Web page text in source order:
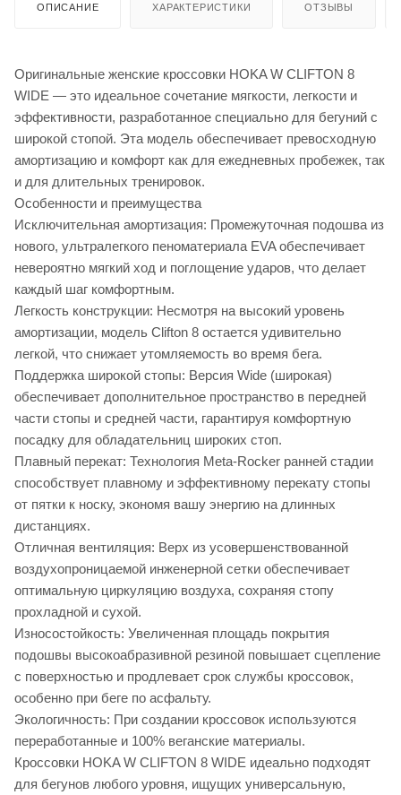
ОПИСАНИЕ ХАРАКТЕРИСТИКИ ОТЗЫВЫ
Оригинальные женские кроссовки HOKA W CLIFTON 8
WIDE — это идеальное сочетание мягкости, легкости и
эффективности, разработанное специально для бегуний с
широкой стопой. Эта модель обеспечивает превосходную
амортизацию и комфорт как для ежедневных пробежек, так
и для длительных тренировок.
Особенности и преимущества
Исключительная амортизация: Промежуточная подошва из
нового, ультралегкого пеноматериала EVA обеспечивает
невероятно мягкий ход и поглощение ударов, что делает
каждый шаг комфортным.
Легкость конструкции: Несмотря на высокий уровень
амортизации, модель Clifton 8 остается удивительно
легкой, что снижает утомляемость во время бега.
Поддержка широкой стопы: Версия Wide (широкая)
обеспечивает дополнительное пространство в передней
части стопы и средней части, гарантируя комфортную
посадку для обладательниц широких стоп.
Плавный перекат: Технология Meta-Rocker ранней стадии
способствует плавному и эффективному перекату стопы
от пятки к носку, экономя вашу энергию на длинных
дистанциях.
Отличная вентиляция: Верх из усовершенствованной
воздухопроницаемой инженерной сетки обеспечивает
оптимальную циркуляцию воздуха, сохраняя стопу
прохладной и сухой.
Износостойкость: Увеличенная площадь покрытия
подошвы высокоабразивной резиной повышает сцепление
с поверхностью и продлевает срок службы кроссовок,
особенно при беге по асфальту.
Экологичность: При создании кроссовок используются
переработанные и 100% веганские материалы.
Кроссовки HOKA W CLIFTON 8 WIDE идеально подходят
для бегунов любого уровня, ищущих универсальную,